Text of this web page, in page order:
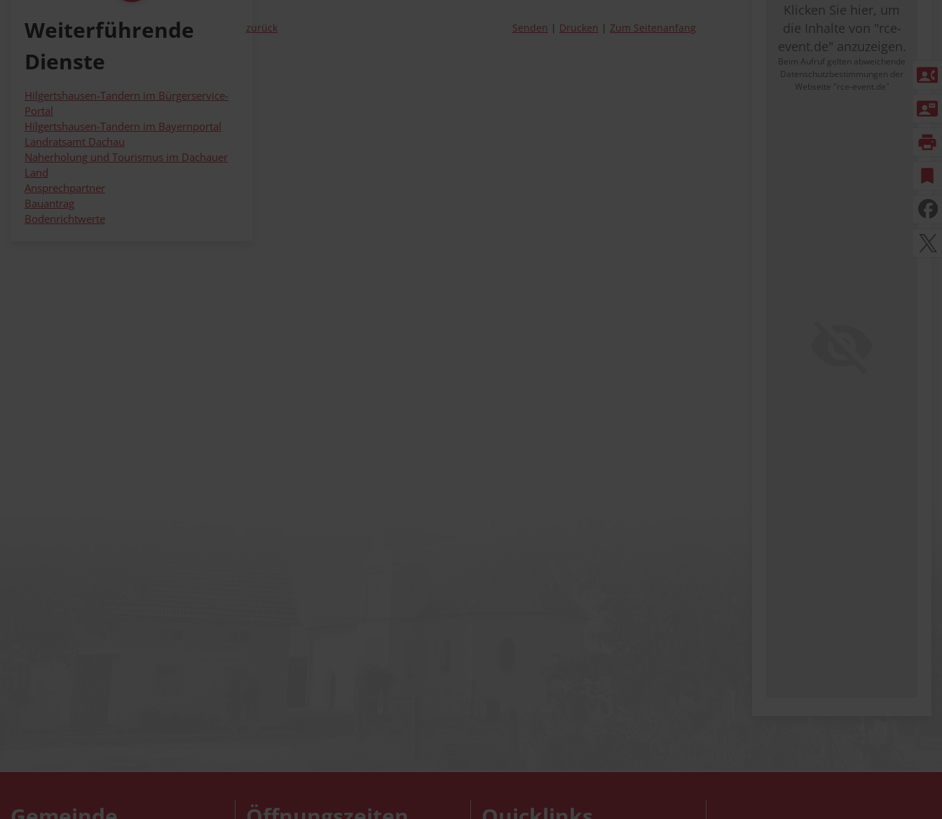
Weiterführende
Dienste
Hilgertshausen-Tandern im Bürgerservice-
Portal
Hilgertshausen-Tandern im Bayernportal
Landratsamt Dachau
Naherholung und Tourismus im Dachauer
Land
Ansprechpartner
Bauantrag
Bodenrichtwerte
zurück Senden Drucken Zum Seitenanfang
contact_phone
contact_mail
print
bookmark
Klicken Sie hier, um
die Inhalte von "rce-
event.de" anzuzeigen.
Beim Aufruf gelten abweichende
Datenschutzbestimmungen der
Webseite "rce-event.de"